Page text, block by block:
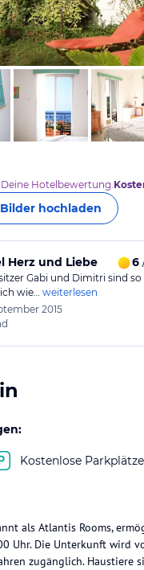
Hotelbewertung.
Bilder hochladen
Herz und Liebe 6
Gabi und Dimitri sind so
wie… weiterlesen
2015
Kostenlose Parkplätze
als Atlantis Rooms,
Uhr. Die Unterkunft wird
zugänglich. Haustiere